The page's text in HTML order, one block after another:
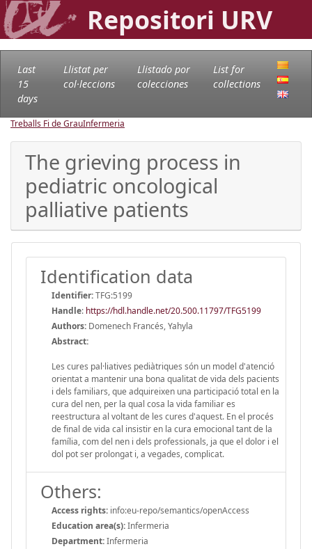
Repositori URV
Last
15
days
Llistat per
col·leccions
Llistado por
colecciones
List for
collections
Treballs Fi de GrauInfermeria
The grieving process in
pediatric oncological
palliative patients
Identification data
Identifier:TFG:5199
Handle: https://hdl.handle.net/20.500.11797/TFG5199
Authors: Domenech Francés, Yahyla
Abstract:
Les cures pal·liatives pediàtriques són un model d'atenció
orientat a mantenir una bona qualitat de vida dels pacients
i dels familiars, que adquireixen una participació total en la
cura del nen, per la qual cosa la vida familiar es
reestructura al voltant de les cures d'aquest. En el procés
de final de vida cal insistir en la cura emocional tant de la
família, com del nen i dels professionals, ja que el dolor i el
dol pot ser prolongat i, a vegades, complicat.
Others:
Access rights: info:eu-repo/semantics/openAccess
Education area(s):Infermeria
Department:Infermeria